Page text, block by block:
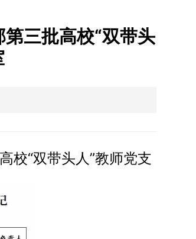
三批高校“双带头
校“双带头人”教师党支